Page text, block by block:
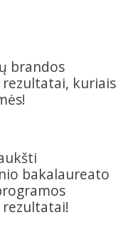
brandos
rezultatai, kuriais
bakalaureato